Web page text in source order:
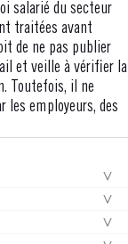
salarié du secteur
traitées avant
de ne pas publier
et veille à vérifier la
Toutefois, il ne
les employeurs, des